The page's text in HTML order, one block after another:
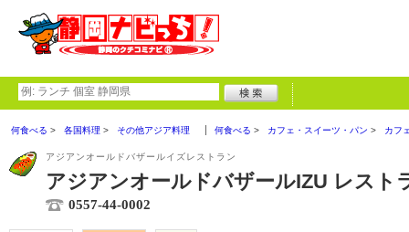
何食べる 各国料理 その他アジア料理 何食べる カフェ・スイーツ・パン カフ
アジアンオールドバザールイズレストラン
アジアンオールドバザールIZU レスト
0557-44-0002